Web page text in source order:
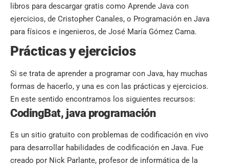
libros para descargar gratis como Aprende Java con
ejercicios, de Cristopher Canales, o Programación en Java
para físicos e ingenieros, de José María Gómez Cama.
Prácticas y ejercicios
Si se trata de aprender a programar con Java, hay muchas
formas de hacerlo, y una es con las prácticas y ejercicios.
En este sentido encontramos los siguientes recursos:
CodingBat, java programación
Es un sitio gratuito con problemas de codificación en vivo
para desarrollar habilidades de codificación en Java. Fue
creado por Nick Parlante, profesor de informática de la